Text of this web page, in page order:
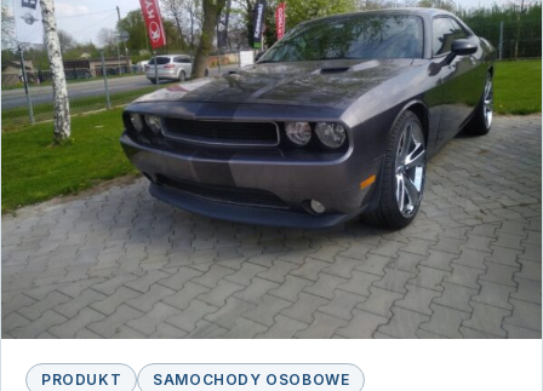
PRODUKT SAMOCHODY OSOBOWE